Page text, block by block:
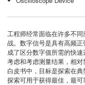
工程师经常面临在许多不
战。数字信号是具有高频
成了区分数字值所需的快
考虑和考虑测量结果，相
白皮书中，目标是探索在
探索可用于获得最佳，最可